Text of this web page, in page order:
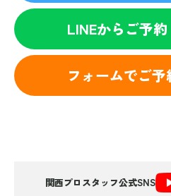
LINEからご予約
フォームでご予
関西プロスタッフ公式SNS